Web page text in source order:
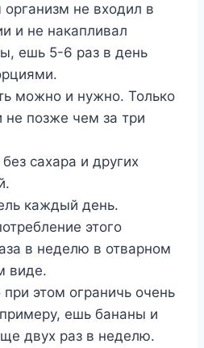
не входил в
и не накапливал
ешь 5-6 раз в день
можно и нужно. Только
не позже чем за три
сахара и других
каждый день.
этого
в неделю в отварном
виде.
этом ограничь очень
ешь бананы и
двух раз в неделю.